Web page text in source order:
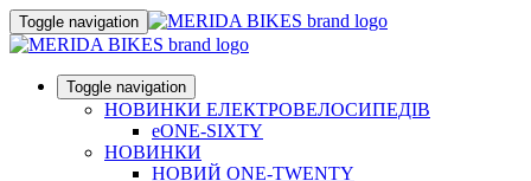
Toggle navigation
Toggle navigation
НОВИНКИ ЕЛЕКТРОВЕЛОСИПЕДІВ
eONE-SIXTY
НОВИНКИ
НОВИЙ ONE-TWENTY